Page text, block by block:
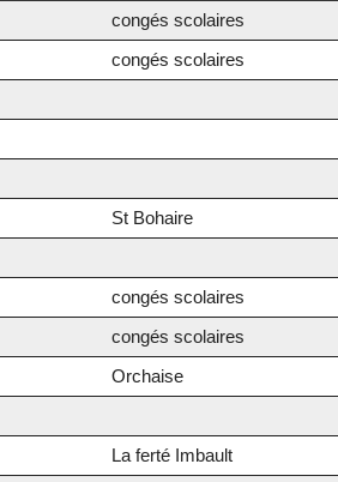
congés scolaires
congés scolaires
St Bohaire
congés scolaires
congés scolaires
Orchaise
La ferté Imbault